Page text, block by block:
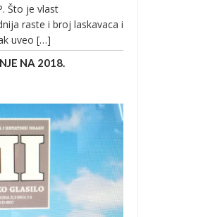
Što je vlast
raste i broj laskavaca i
uveo […]
NA 2018.